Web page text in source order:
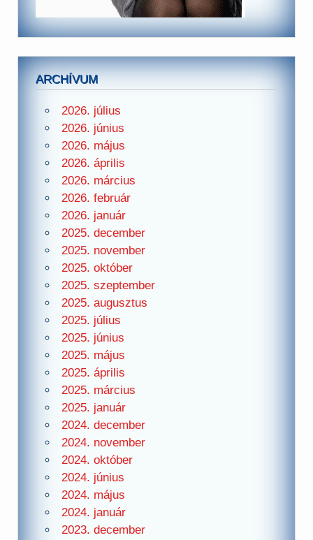
ARCHÍVUM
2026. július
2026. június
2026. május
2026. április
2026. március
2026. február
2026. január
2025. december
2025. november
2025. október
2025. szeptember
2025. augusztus
2025. július
2025. június
2025. május
2025. április
2025. március
2025. január
2024. december
2024. november
2024. október
2024. június
2024. május
2024. január
2023. december